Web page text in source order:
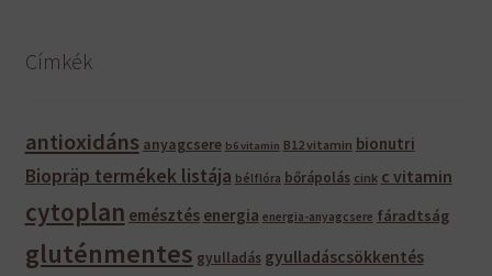
Címkék
antioxidáns anyagcsere b6 vitamin B12 vitamin bionutri
Biopräp termékek listája bélflóra bőrápolás cink c vitamin
cytoplan emésztés energia energia-anyagcsere fáradtság
gluténmentes gyulladás gyulladáscsökkentés